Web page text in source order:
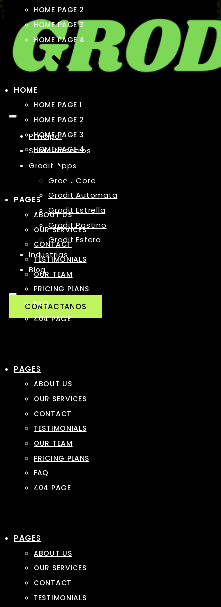
Principal
Sobre Nosotros
Grodit Apps
Grodit Core
Grodit Automata
Grodit Estrella
Grodit Postino
Grodit Esfera
Industrias
Blog
CONTACTANOS
HOME PAGE 2
HOME PAGE 3
HOME PAGE 4
HOME
HOME PAGE 1
HOME PAGE 2
HOME PAGE 3
HOME PAGE 4
PAGES
ABOUT US
OUR SERVICES
CONTACT
TESTIMONIALS
OUR TEAM
PRICING PLANS
FAQ
404 PAGE
PAGES
ABOUT US
OUR SERVICES
CONTACT
TESTIMONIALS
OUR TEAM
PRICING PLANS
FAQ
404 PAGE
PAGES
ABOUT US
OUR SERVICES
CONTACT
TESTIMONIALS